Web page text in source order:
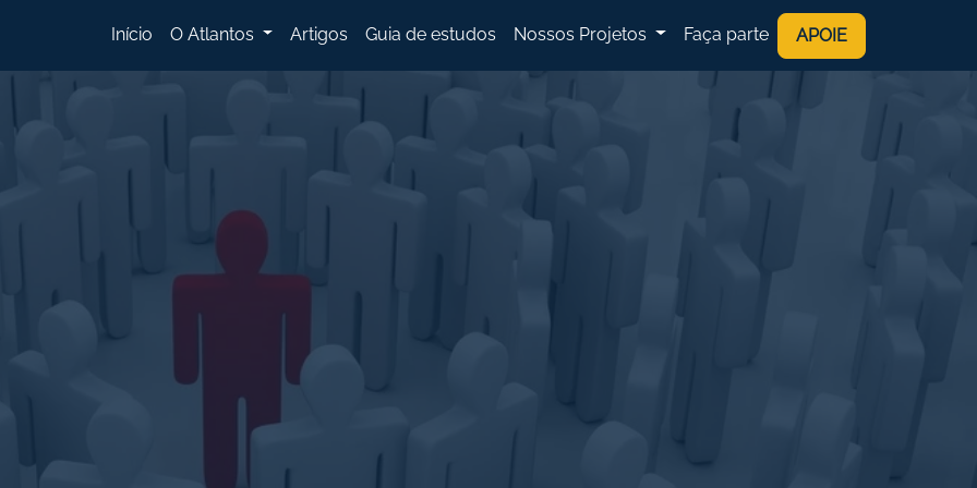
Início
O Atlantos Artigos Guia de estudos Nossos Projetos Faça parte APOIE